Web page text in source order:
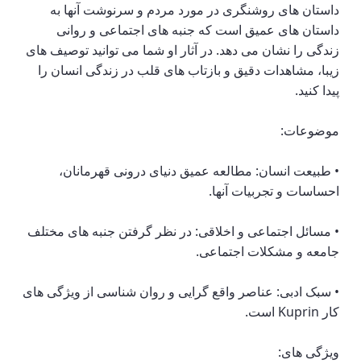
داستان های روشنگری در مورد مردم و سرنوشت آنها به
داستان های عمیق است که جنبه های اجتماعی و روانی
زندگی را نشان می دهد. در آثار او شما می توانید توصیف های
زیبا، مشاهدات دقیق و بازتاب های قلب در زندگی انسان را
پیدا کنید.
موضوعات:
• طبیعت انسان: مطالعه عمیق دنیای درونی قهرمانان،
احساسات و تجربیات آنها.
• مسائل اجتماعی و اخلاقی: در نظر گرفتن جنبه های مختلف
جامعه و مشکلات اجتماعی.
• سبک ادبی: عناصر واقع گرایی و روان شناسی از ویژگی های
کار Kuprin است.
ویژگی های: